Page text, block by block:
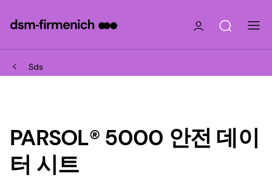
Sds
PARSOL® 5000 안전 데이
터 시트